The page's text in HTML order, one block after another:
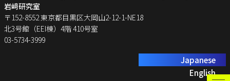
岩﨑研究室
〒152-8552 東京都目黒区大岡山2-12-1-NE18
北3号館（EEI棟）4階 410号室
03-5734-3999
Japanese
English